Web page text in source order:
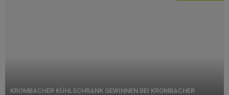
KROMBACHER KÜHLSCHRANK GEWINNEN BEI KROMBACHER